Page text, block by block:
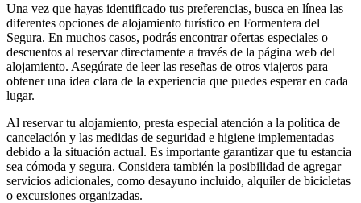
Una vez que hayas identificado tus preferencias, busca en línea las
diferentes opciones de alojamiento turístico en Formentera del
Segura. En muchos casos, podrás encontrar ofertas especiales o
descuentos al reservar directamente a través de la página web del
alojamiento. Asegúrate de leer las reseñas de otros viajeros para
obtener una idea clara de la experiencia que puedes esperar en cada
lugar.
Al reservar tu alojamiento, presta especial atención a la política de
cancelación y las medidas de seguridad e higiene implementadas
debido a la situación actual. Es importante garantizar que tu estancia
sea cómoda y segura. Considera también la posibilidad de agregar
servicios adicionales, como desayuno incluido, alquiler de bicicletas
o excursiones organizadas.